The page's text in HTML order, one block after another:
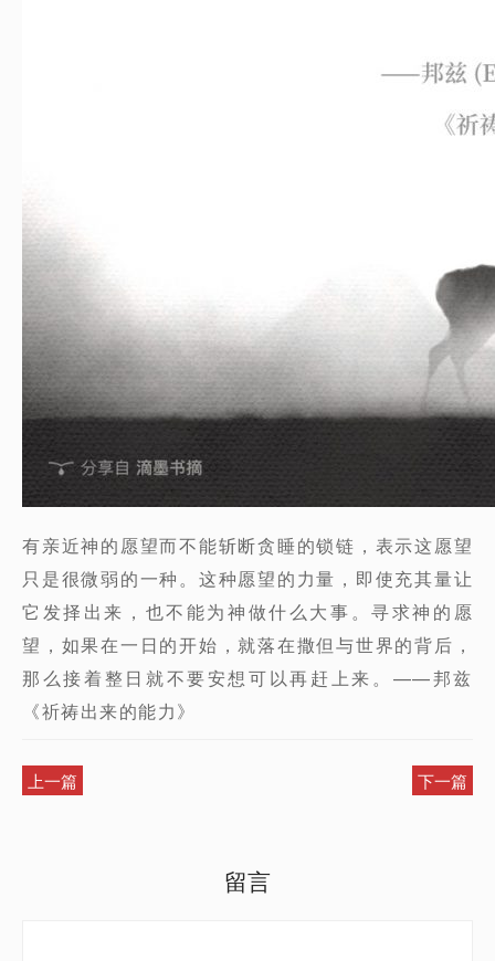
有亲近神的愿望而不能斩断贪睡的锁链，表示这愿望
只是很微弱的一种。这种愿望的力量，即使充其量让
它发择出来，也不能为神做什么大事。寻求神的愿
望，如果在一日的开始，就落在撒但与世界的背后，
那么接着整日就不要安想可以再赶上来。——邦兹
《祈祷出来的能力》
上一篇 下一篇
留言